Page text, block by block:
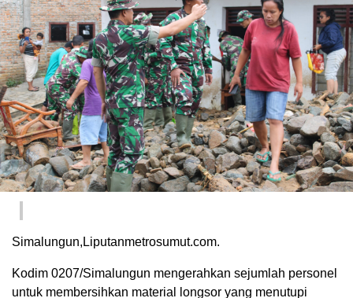
Simalungun,Liputanmetrosumut.com.
Kodim 0207/Simalungun mengerahkan sejumlah personel
untuk membersihkan material longsor yang menutupi